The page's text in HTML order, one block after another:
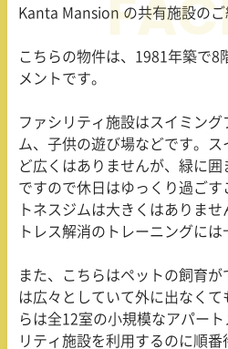
Kanta Mansion の共有施設のご
こちらの物件は、1981年築で8
メントです。
ファシリティ施設はスイミン
ム、子供の遊び場などです。
ど広くはありませんが、緑に
ですので休日はゆっくり過ごす
トネスジムは大きくはありま
トレス解消のトレーニングには
また、こちらはペットの飼育
は広々としていて外に出なく
らは全12室の小規模なアパー
リティ施設を利用するのに順